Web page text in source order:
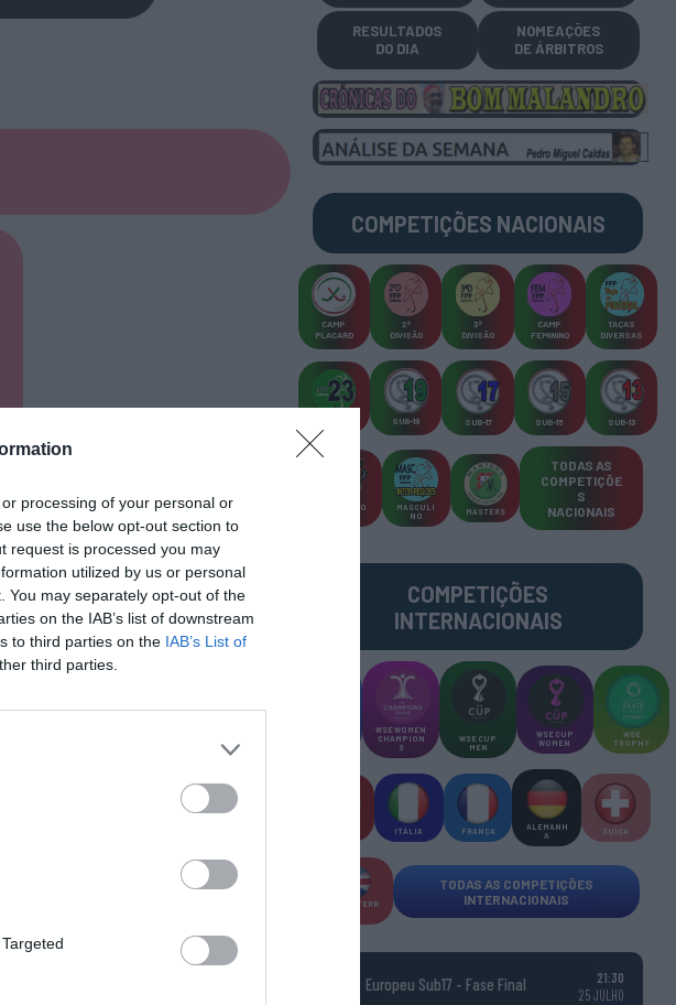
processing of your personal or
use the below opt-out section to
request is processed you may
utilized by us or personal
You may separately opt-out of the
on the IAB’s list of downstream
to third parties on the IAB’s List of
third parties.
RESULTADOS
DO DIA
NOMEAÇÕES
DE ÁRBITROS
COMPETIÇÕES NACIONAIS
CAMP.
PLACARD
2ª
DIVISÃO
3ª
DIVISÃO
CAMP.
FEMININO
TAÇAS
DIVERSAS
SUB-19 SUB-17 SUB-15 SUB-13
TORNEIO
MASCULI
NO
MASTERS
TODAS AS
COMPETIÇÕE
S
NACIONAIS
COMPETIÇÕES
INTERNACIONAIS
WSE WOMEN
CHAMPION
S
WSE CUP
MEN
WSE CUP
WOMEN
WSE
TROPHY
ITÁLIA FRANÇA
ALEMANH
A
SUÍÇA
INGLATERR
TODAS AS COMPETIÇÕES
INTERNACIONAIS
Europeu Sub17 - Fase Final
21:30
25 JULHO